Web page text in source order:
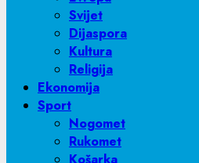
Svijet
Dijaspora
Kultura
Religija
Ekonomija
Sport
Nogomet
Rukomet